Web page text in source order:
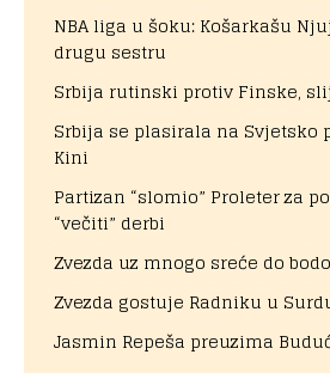
NBA liga u šoku: Košarkašu
drugu sestru
Srbija rutinski protiv Finske,
Srbija se plasirala na Svjetsko
Kini
Partizan “slomio” Proleter za
“večiti” derbi
Zvezda uz mnogo sreće do
Zvezda gostuje Radniku u
Jasmin Repeša preuzima